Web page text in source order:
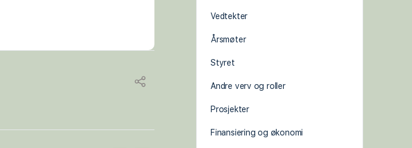
Vedtekter
Årsmøter
Styret
Andre verv og roller
Prosjekter
Finansiering og økonomi